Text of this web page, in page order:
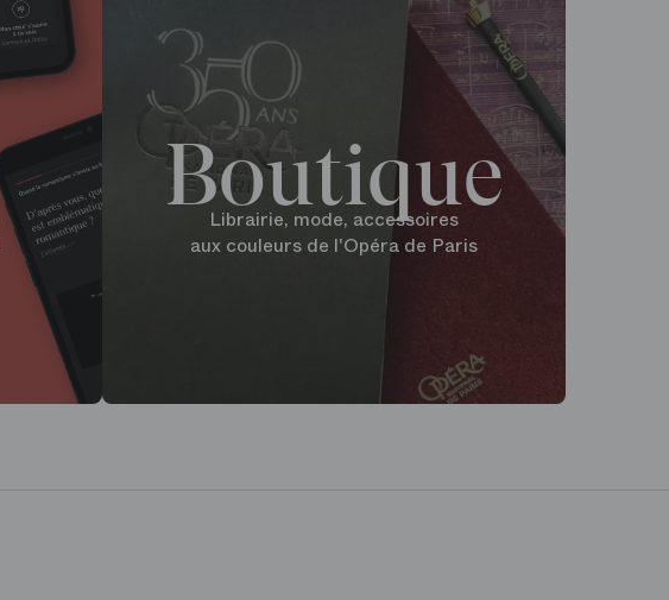
Boutique
Librairie, mode, accessoires
aux couleurs de l'Opéra de Paris